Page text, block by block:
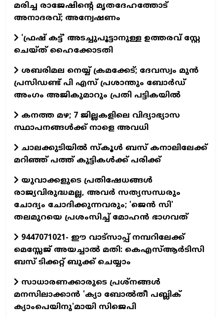
മരിച്ച രാജേഷിന്റെ മൃതദേഹത്തോട്
അനാദരവ്; അന്വേഷണം
'ഫ്രഷ് കട്ട്' അടച്ചുപൂട്ടാനുള്ള ഉത്തരവ് സ്റ്റേ
ചെയ്ത് ഹൈക്കോടതി
ശബരിമല നെയ്യ് ക്രമക്കേട്; ദേവസ്വം മുന്‍
പ്രസിഡണ്ട് പി എസ് പ്രശാന്തും ബോര്‍ഡ്
അംഗം അജികുമാറും പ്രതി പട്ടികയിൽ
കനത്ത മഴ; 7 ജില്ലകളിലെ വിദ്യാഭ്യാസ
സ്ഥാപനങ്ങള്‍ക്ക് നാളെ അവധി
ചാലക്കുടിയില്‍ സ്‌കൂള്‍ ബസ് കനാലിലേക്ക്
മറിഞ്ഞ് പത്ത് കുട്ടികള്‍ക്ക് പരിക്ക്
യുവാക്കളുടെ പ്രതിഷേധങ്ങൾ
രാജ്യവിരുദ്ധമല്ല, അവർ സത്യസന്ധരും
ചോദ്യം ചോദിക്കുന്നവരും; 'ജെൻ സി'
തലമുറയെ പ്രശംസിച്ച് മോഹൻ ഭാഗവത്
9447071021- ഈ വാട്സാപ്പ് നമ്പറിലേക്ക്
മെസ്സേജ് അയച്ചാൽ മതി: കെഎസ്ആർടിസി
ബസ് ടിക്കറ്റ് ബുക്ക് ചെയ്യാം
സാധാരണക്കാരുടെ പ്രശ്നങ്ങൾ
മനസിലാക്കാൻ 'ക‍്യാ ബോൽതീ പബ്ലിക്
ക‍്യാംപെയിനു'മായി സിജെപി